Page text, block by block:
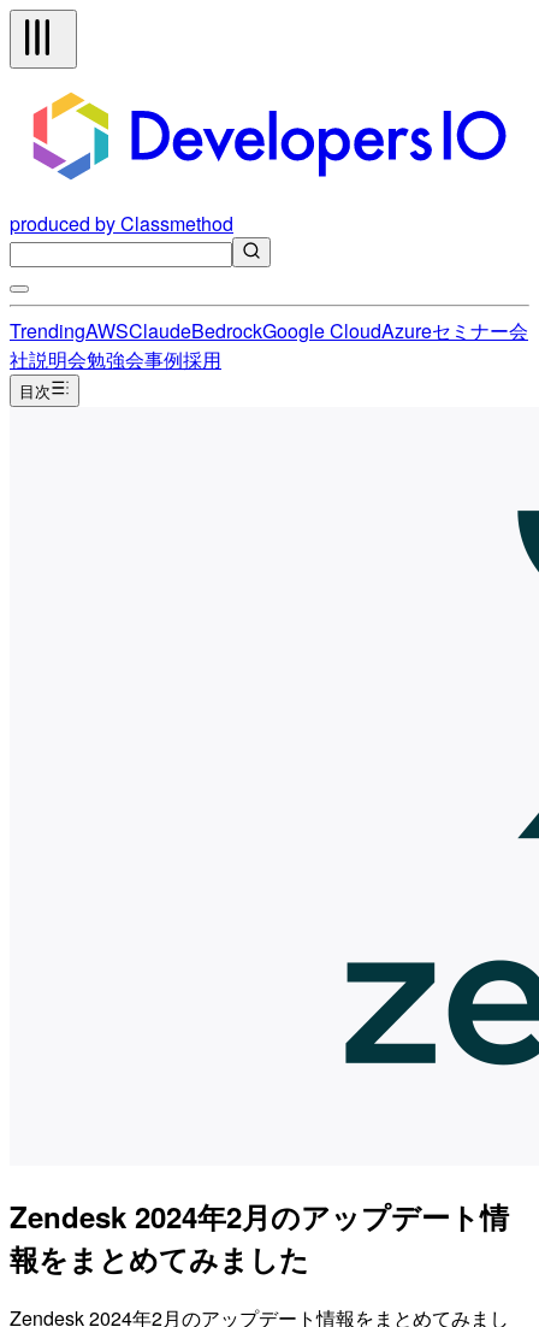
produced by Classmethod
TrendingAWSClaudeBedrockGoogle CloudAzureセミナー会
社説明会勉強会事例採用
目次
Zendesk 2024年2月のアップデート情
報をまとめてみました
Zendesk 2024年2月のアップデート情報をまとめてみまし